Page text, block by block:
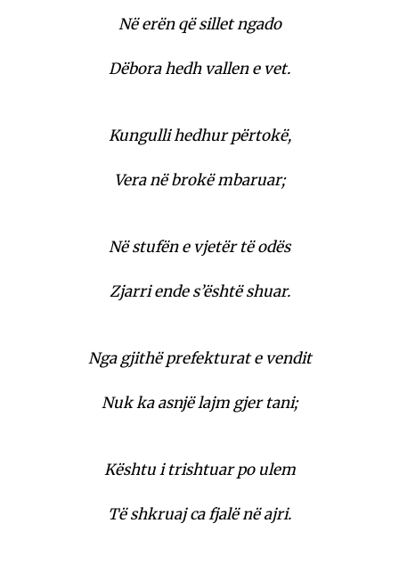
Në erën që sillet ngado
Dëbora hedh vallen e vet.
Kungulli hedhur përtokë,
Vera në brokë mbaruar;
Në stufën e vjetër të odës
Zjarri ende s’është shuar.
Nga gjithë prefekturat e vendit
Nuk ka asnjë lajm gjer tani;
Kështu i trishtuar po ulem
Të shkruaj ca fjalë në ajri.